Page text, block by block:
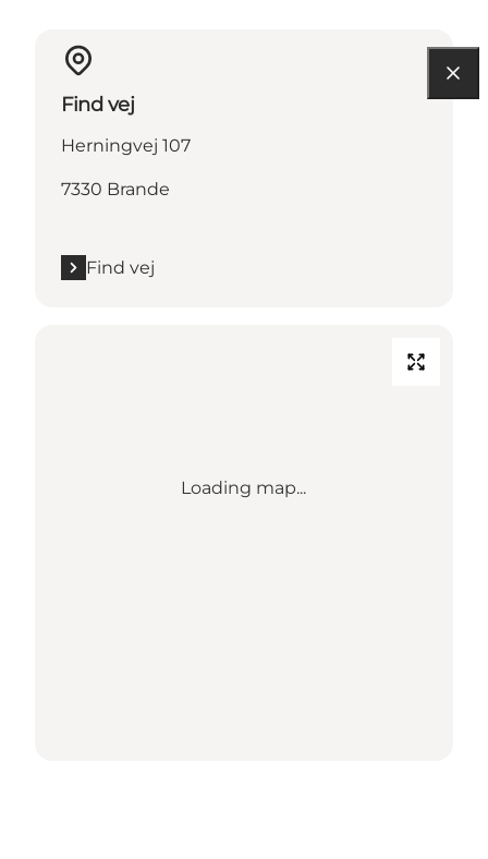
Find vej
Herningvej 107
7330 Brande
Find vej
Loading map...